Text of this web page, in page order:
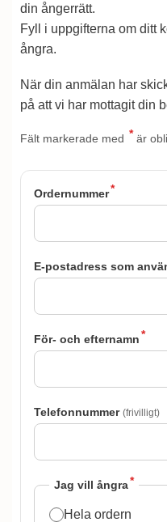
din ångerrätt.
Fyll i uppgifterna om ditt
ångra.
När din anmälan har
på att vi har mottagit din
Fält markerade med * är
Ordernummer*
E-postadress som
För- och efternamn*
Telefonnummer (frivilligt)
Jag vill ångra*
Hela ordern